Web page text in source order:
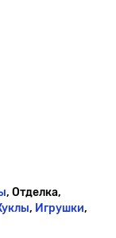
, Отделка,
, Игрушки,